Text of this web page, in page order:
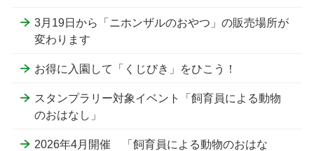
3月19日から「ニホンザルのおやつ」の販売場所が
変わります
お得に入園して「くじびき」をひこう！
スタンプラリー対象イベント「飼育員による動物
のおはなし」
2026年4月開催 「飼育員による動物のおはな